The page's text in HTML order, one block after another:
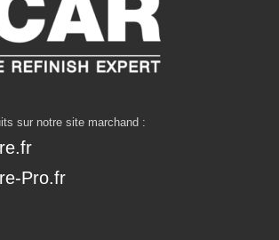
sur notre site marchand :
Pro.fr